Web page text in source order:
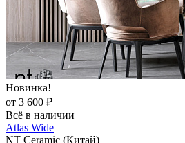
Новинка!
от 3 600 ₽
Всё в наличии
Atlas Wide
NT Ceramic (Китай)